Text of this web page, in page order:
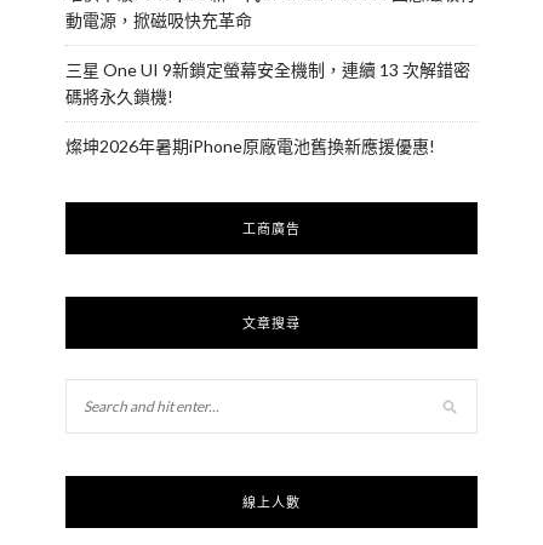
動電源，掀磁吸快充革命
三星 One UI 9新鎖定螢幕安全機制，連續 13 次解錯密
碼將永久鎖機!
燦坤2026年暑期iPhone原廠電池舊換新應援優惠!
工商廣告
文章搜尋
線上人數